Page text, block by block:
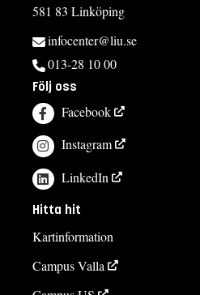
581 83 Linköping
infocenter@liu.se
013-28 10 00
Följ oss
Facebook
Instagram
LinkedIn
Hitta hit
Kartinformation
Campus Valla